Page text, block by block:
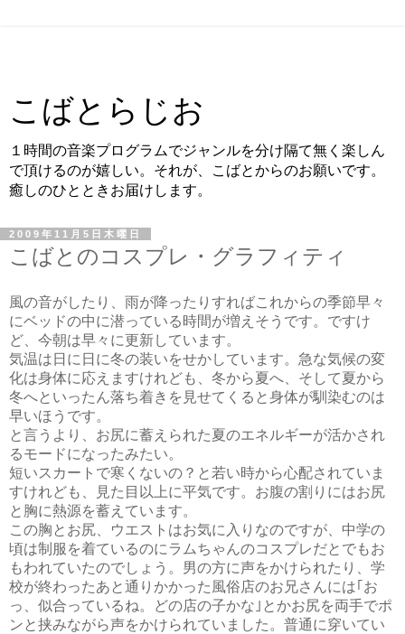
こばとらじお
１時間の音楽プログラムでジャンルを分け隔て無く楽しん
で頂けるのが嬉しい。それが、こばとからのお願いです。
癒しのひとときお届けします。
2009年11月5日木曜日
こばとのコスプレ・グラフィティ
風の音がしたり、雨が降ったりすればこれからの季節早々
にベッドの中に潜っている時間が増えそうです。ですけ
ど、今朝は早々に更新しています。
気温は日に日に冬の装いをせかしています。急な気候の変
化は身体に応えますけれども、冬から夏へ、そして夏から
冬へといったん落ち着きを見せてくると身体が馴染むのは
早いほうです。
と言うより、お尻に蓄えられた夏のエネルギーが活かされ
るモードになったみたい。
短いスカートで寒くないの？と若い時から心配されていま
すけれども、見た目以上に平気です。お腹の割りにはお尻
と胸に熱源を蓄えています。
この胸とお尻、ウエストはお気に入りなのですが、中学の
頃は制服を着ているのにラムちゃんのコスプレだとでもお
もわれていたのでしょう。男の方に声をかけられたり、学
校が終わったあと通りかかった風俗店のお兄さんには｢お
っ、似合っているね。どの店の子かな｣とかお尻を両手でポ
ンと挟みながら声をかけられていました。普通に穿いてい